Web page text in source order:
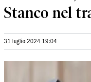
Stanco nel
31 luglio 2024 19:04